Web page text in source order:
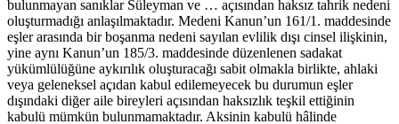
bulunmayan sanıklar Süleyman ve … açısından haksız tahrik nedeni
oluşturmadığı anlaşılmaktadır. Medeni Kanun’un 161/1. maddesinde
eşler arasında bir boşanma nedeni sayılan evlilik dışı cinsel ilişkinin,
yine aynı Kanun’un 185/3. maddesinde düzenlenen sadakat
yükümlülüğüne aykırılık oluşturacağı sabit olmakla birlikte, ahlaki
veya geleneksel açıdan kabul edilemeyecek bu durumun eşler
dışındaki diğer aile bireyleri açısından haksızlık teşkil ettiğinin
kabulü mümkün bulunmamaktadır. Aksinin kabulü hâlinde